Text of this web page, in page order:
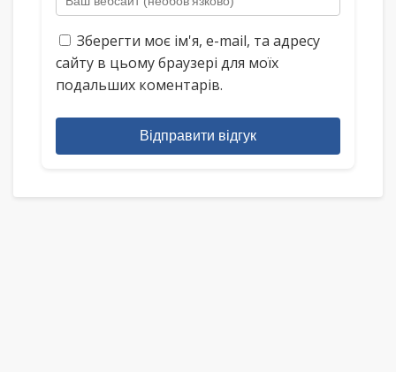
Зберегти моє ім'я, e-mail, та адресу
сайту в цьому браузері для моїх
подальших коментарів.
Відправити відгук